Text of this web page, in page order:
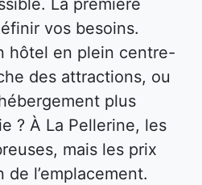
La première
vos besoins.
hôtel en plein centre-
des attractions, ou
plus
? À La Pellerine, les
mais les prix
l’emplacement.